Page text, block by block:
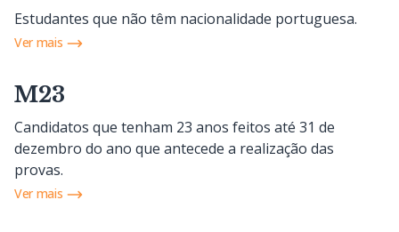
Estudantes que não têm nacionalidade portuguesa.
Ver mais
M23
Candidatos que tenham 23 anos feitos até 31 de
dezembro do ano que antecede a realização das
provas.
Ver mais